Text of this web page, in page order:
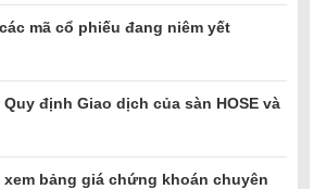
mã cổ phiếu đang niêm yết
định Giao dịch của sàn HOSE và
bảng giá chứng khoán chuyên